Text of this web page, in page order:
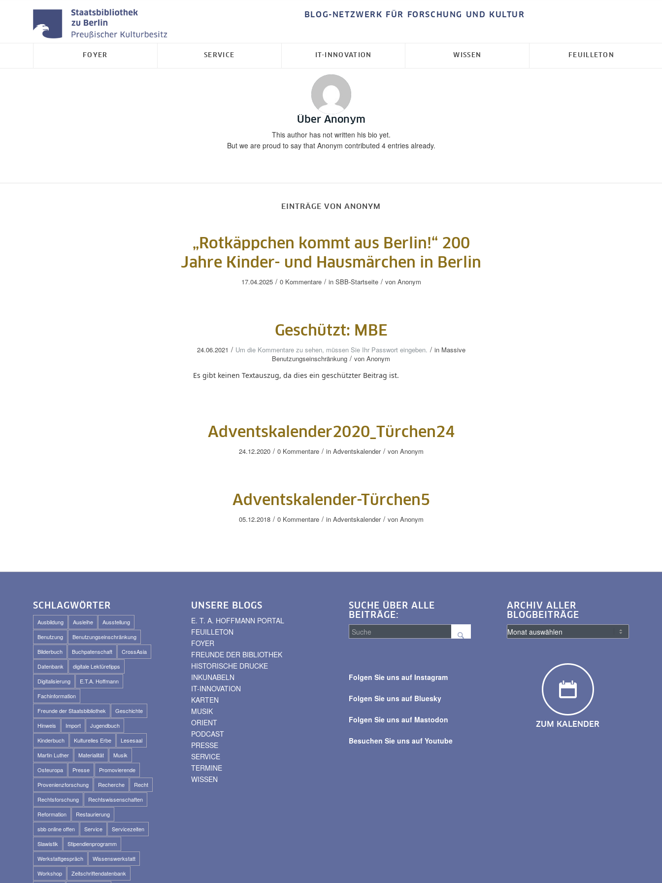
BLOG-NETZWERK FÜR FORSCHUNG UND KULTUR
FOYER SERVICE IT-INNOVATION WISSEN FEUILLETON
Über Anonym
This author has not written his bio yet.
But we are proud to say that Anonym contributed 4 entries already.
EINTRÄGE VON ANONYM
„Rotkäppchen kommt aus Berlin!“ 200
Jahre Kinder- und Hausmärchen in Berlin
17.04.2025 / 0 Kommentare / in SBB-Startseite / von Anonym
Geschützt: MBE
24.06.2021 / Um die Kommentare zu sehen, müssen Sie Ihr Passwort eingeben. / in Massive
Benutzungseinschränkung / von Anonym
Es gibt keinen Textauszug, da dies ein geschützter Beitrag ist.
Adventskalender2020_Türchen24
24.12.2020 / 0 Kommentare / in Adventskalender / von Anonym
Adventskalender-Türchen5
05.12.2018 / 0 Kommentare / in Adventskalender / von Anonym
SCHLAGWÖRTER
Ausbildung Ausleihe
Ausstellung
Benutzung
Benutzungseinschränkung
Bilderbuch
Buchpatenschaft
CrossAsia
Datenbank
digitale Lektüretipps
Digitalisierung
E.T.A. Hoffmann
Fachinformation
Freunde der Staatsbibliothek
Geschichte
Hinweis
Import
Jugendbuch
Kinderbuch
Kulturelles Erbe
Lesesaal
Martin Luther
Materialität
Musik
Osteuropa
Presse
Promovierende
Provenienzforschung
Recherche
Recht
Rechtsforschung
Rechtswissenschaften
Reformation
Restaurierung
sbb online offen
Service
Servicezeiten
Slawistik
Stipendienprogramm
Werkstattgespräch
Wissenswerkstatt
Workshop
Zeitschriftendatenbank
UNSERE BLOGS
E. T. A. HOFFMANN PORTAL
FEUILLETON
FOYER
FREUNDE DER BIBLIOTHEK
HISTORISCHE DRUCKE
INKUNABELN
IT-INNOVATION
KARTEN
MUSIK
ORIENT
PODCAST
PRESSE
SERVICE
TERMINE
WISSEN
SUCHE ÜBER ALLE
BEITRÄGE:
alle
Folgen Sie uns auf Instagram
Folgen Sie uns auf Bluesky
Folgen Sie uns auf Mastodon
Besuchen Sie uns auf Youtube
ARCHIV ALLER
BLOGBEITRÄGE
ZUM KALENDER